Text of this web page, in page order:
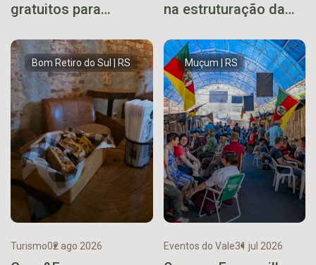
gratuitos para
Taquari
na estruturação da
reunião técnica
Bom Retiro do Sul | RS
Turismo02 ago 2026
Muçum | RS
Eventos do Vale31 jul 2026